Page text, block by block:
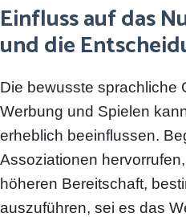
Einfluss auf das
und die
Die bewusste sprachliche
Werbung und Spielen
erheblich beeinflussen.
Assoziationen
höheren Bereitschaft,
auszuführen, sei es das